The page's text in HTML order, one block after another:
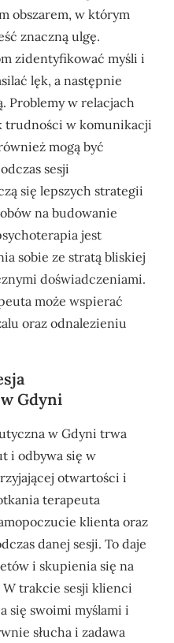
obszarem, w którym
znaczną ulgę.
zidentyfikować myśli i
lęk, a następnie
Problemy w relacjach
trudności w komunikacji
mogą być
sesji
się lepszych strategii
na budowanie
jest
sobie ze stratą bliskiej
doświadczeniami.
może wspierać
oraz odnalezieniu
Gdyni
w Gdyni trwa
i odbywa się w
otwartości i
terapeuta
klienta oraz
danej sesji. To daje
i skupienia się na
trakcie sesji klienci
się swoimi myślami i
słucha i zadawa